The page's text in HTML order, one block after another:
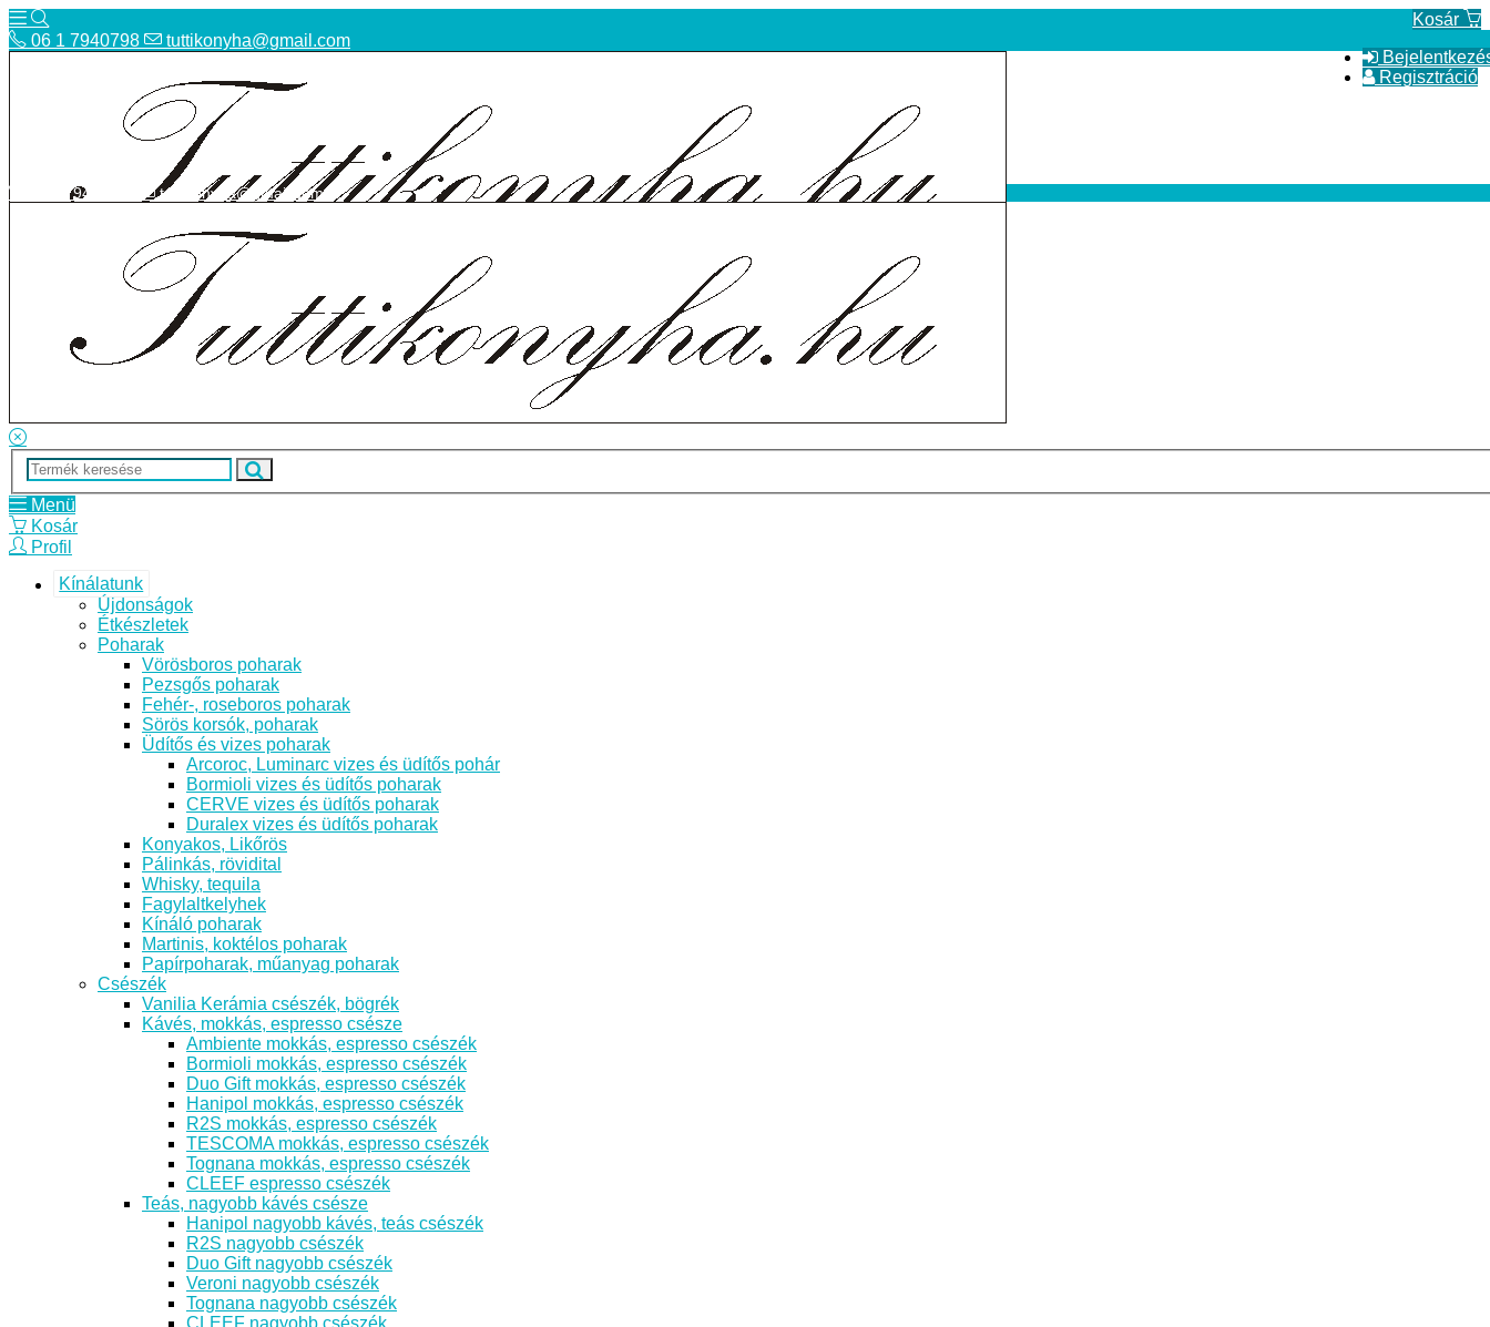
Kosár
Regisztráció
06 1 7940798 tuttikonyha@gmail.com
Bolt
ÁSZF
06 1 7940798 tuttikonyha@gmail.com
Menü
Kosár
Profil
Kínálatunk
Újdonságok
Étkészletek
Poharak
Vörösboros poharak
Pezsgős poharak
Fehér-, roseboros poharak
Sörös korsók, poharak
Üdítős és vizes poharak
Arcoroc, Luminarc vizes és üdítős pohár
Bormioli vizes és üdítős poharak
CERVE vizes és üdítős poharak
Duralex vizes és üdítős poharak
Konyakos, Likőrös
Pálinkás, rövidital
Whisky, tequila
Fagylaltkelyhek
Kínáló poharak
Martinis, koktélos poharak
Papírpoharak, műanyag poharak
Csészék
Vanilia Kerámia csészék, bögrék
Kávés, mokkás, espresso csésze
Ambiente mokkás, espresso csészék
Bormioli mokkás, espresso csészék
Duo Gift mokkás, espresso csészék
Hanipol mokkás, espresso csészék
R2S mokkás, espresso csészék
TESCOMA mokkás, espresso csészék
Tognana mokkás, espresso csészék
CLEEF espresso csészék
Teás, nagyobb kávés csésze
Hanipol nagyobb kávés, teás csészék
R2S nagyobb csészék
Duo Gift nagyobb csészék
Veroni nagyobb csészék
Tognana nagyobb csészék
CLEEF nagyobb csészék